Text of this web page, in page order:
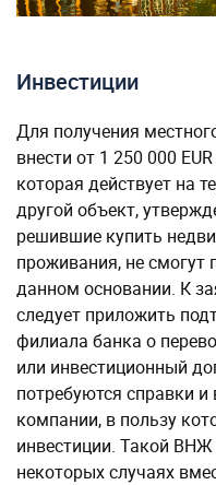
Инвестиции
Для получения
внести от 1 250 000
которая действует на
другой объект,
решившие купить
проживания, не смогут
данном основании. К
следует приложить
филиала банка о
или инвестиционный
потребуются справки
компании, в пользу
инвестиции. Такой ВНЖ
некоторых случаях